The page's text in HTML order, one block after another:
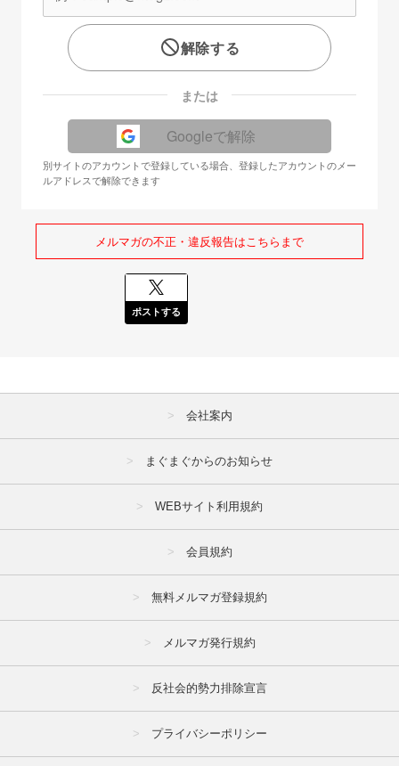
解除する
または
Googleで解除
別サイトのアカウントで登録している場合、登録したアカウントのメー
ルアドレスで解除できます
メルマガの不正・違反報告はこちらまで
ポストする
会社案内
まぐまぐからのお知らせ
WEBサイト利用規約
会員規約
無料メルマガ登録規約
メルマガ発行規約
反社会的勢力排除宣言
プライバシーポリシー